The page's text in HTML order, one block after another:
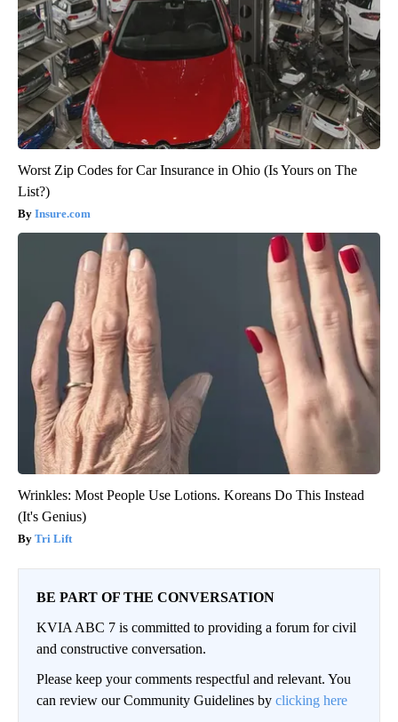
Worst Zip Codes for Car Insurance in Ohio (Is Yours on The
List?)
Insure.com
Wrinkles: Most People Use Lotions. Koreans Do This Instead
(It's Genius)
Tri Lift
BE PART OF THE CONVERSATION
KVIA ABC 7 is committed to providing a forum for civil
and constructive conversation.
Please keep your comments respectful and relevant. You
can review our Community Guidelines by clicking here